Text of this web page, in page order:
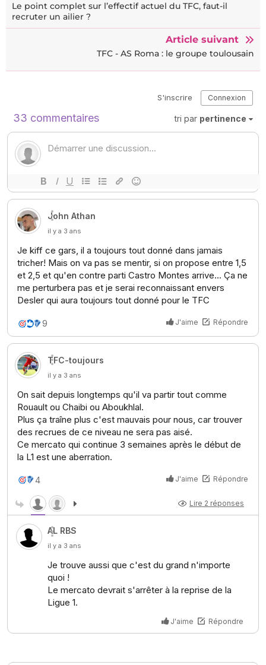
Le point complet sur l’effectif actuel du TFC, faut-il
recruter un ailier ?
Article suivant
TFC - AS Roma : le groupe toulousain